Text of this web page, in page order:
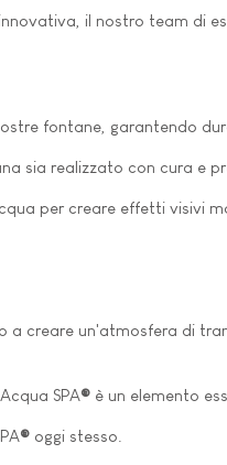
il nostro team di
fontane, garantendo
sia realizzato con cura e
per creare effetti visivi
creare un'atmosfera di
SPA® è un elemento
® oggi stesso.